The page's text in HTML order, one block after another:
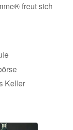
freut sich
Keller